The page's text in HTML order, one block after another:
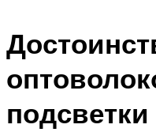
подсветки